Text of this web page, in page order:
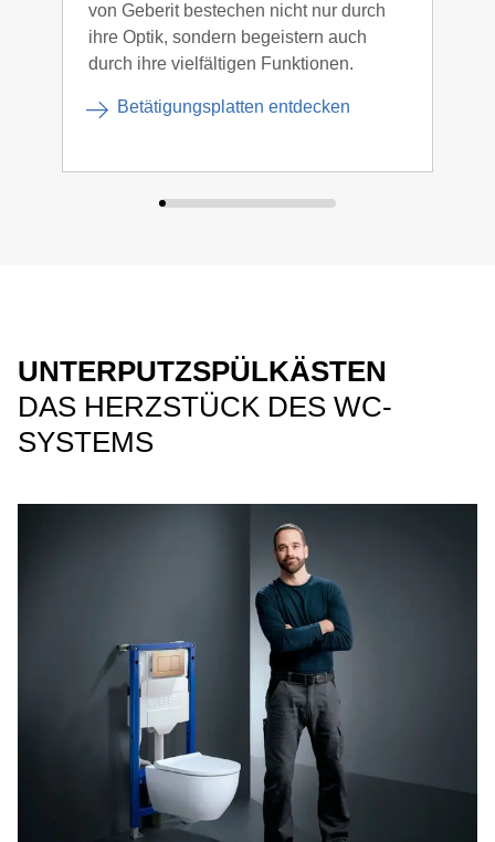
von Geberit bestechen nicht nur durch
ihre Optik, sondern begeistern auch
durch ihre vielfältigen Funktionen.
Betätigungsplatten entdecken
UNTERPUTZSPÜLKÄSTEN
DAS HERZSTÜCK DES WC-
SYSTEMS